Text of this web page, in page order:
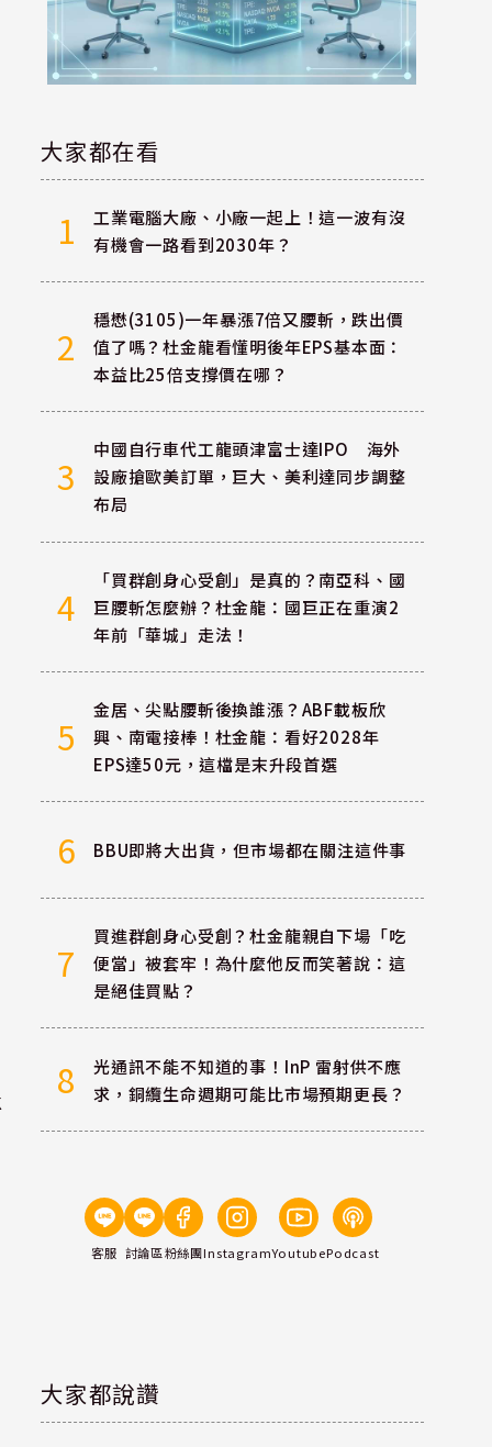
大家都在看
1
工業電腦大廠、小廠一起上！這一波有沒
有機會一路看到2030年？
2
穩懋(3105)一年暴漲7倍又腰斬，跌出價
值了嗎？杜金龍看懂明後年EPS基本面：
本益比25倍支撐價在哪？
3
中國自行車代工龍頭津富士達IPO 海外
設廠搶歐美訂單，巨大、美利達同步調整
布局
4
「買群創身心受創」是真的？南亞科、國
巨腰斬怎麼辦？杜金龍：國巨正在重演2
年前「華城」走法！
5
金居、尖點腰斬後換誰漲？ABF載板欣
興、南電接棒！杜金龍：看好2028年
EPS達50元，這檔是末升段首選
6 BBU即將大出貨，但市場都在關注這件事
7
買進群創身心受創？杜金龍親自下場「吃
便當」被套牢！為什麼他反而笑著說：這
是絕佳買點？
8
光通訊不能不知道的事！InP 雷射供不應
求，銅纜生命週期可能比市場預期更長？
客服 討論區粉絲團InstagramYoutubePodcast
大家都說讚